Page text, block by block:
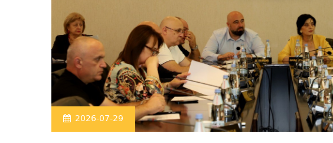
2026-07-29